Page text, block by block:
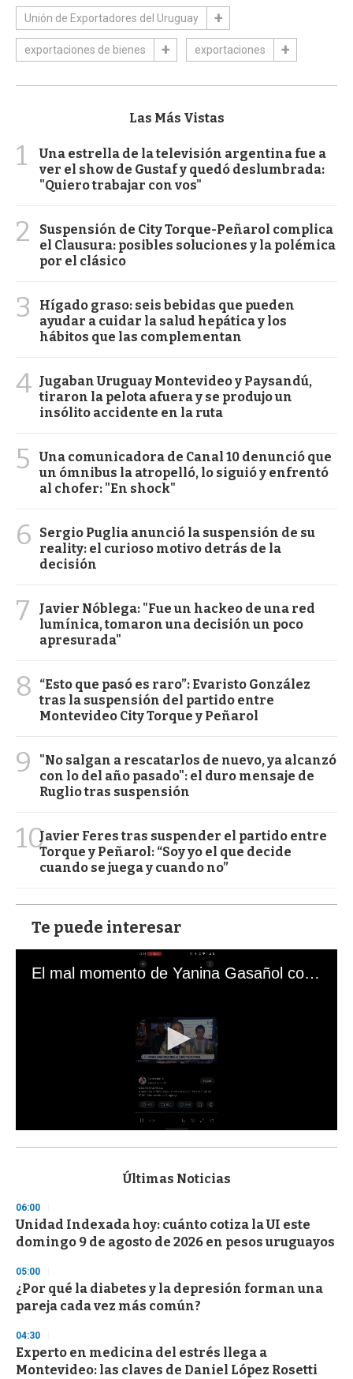
Unión de Exportadores del Uruguay
exportaciones de bienes exportaciones
Las Más Vistas
1
Una estrella de la televisión argentina fue a
ver el show de Gustaf y quedó deslumbrada:
"Quiero trabajar con vos"
2
Suspensión de City Torque-Peñarol complica
el Clausura: posibles soluciones y la polémica
por el clásico
3
Hígado graso: seis bebidas que pueden
ayudar a cuidar la salud hepática y los
hábitos que las complementan
4 Jugaban Uruguay Montevideo y Paysandú,
tiraron la pelota afuera y se produjo un
insólito accidente en la ruta
5
Una comunicadora de Canal 10 denunció que
un ómnibus la atropelló, lo siguió y enfrentó
al chofer: "En shock"
6
Sergio Puglia anunció la suspensión de su
reality: el curioso motivo detrás de la
decisión
7
Javier Nóblega: "Fue un hackeo de una red
lumínica, tomaron una decisión un poco
apresurada"
8
“Esto que pasó es raro”: Evaristo González
tras la suspensión del partido entre
Montevideo City Torque y Peñarol
9
"No salgan a rescatarlos de nuevo, ya alcanzó
con lo del año pasado": el duro mensaje de
Ruglio tras suspensión
10Javier Feres tras suspender el partido entre
Torque y Peñarol: “Soy yo el que decide
cuando se juega y cuando no”
Te puede interesar
El mal momento de Yanina Gasañol con un hincha argentino en "Subrayado"
s
d
s
o
f
3
s
e
c
n
d
s
Últimas Noticias
06:00
Unidad Indexada hoy: cuánto cotiza la UI este
domingo 9 de agosto de 2026 en pesos uruguayos
05:00
¿Por qué la diabetes y la depresión forman una
pareja cada vez más común?
04:30
Experto en medicina del estrés llega a
Montevideo: las claves de Daniel López Rosetti